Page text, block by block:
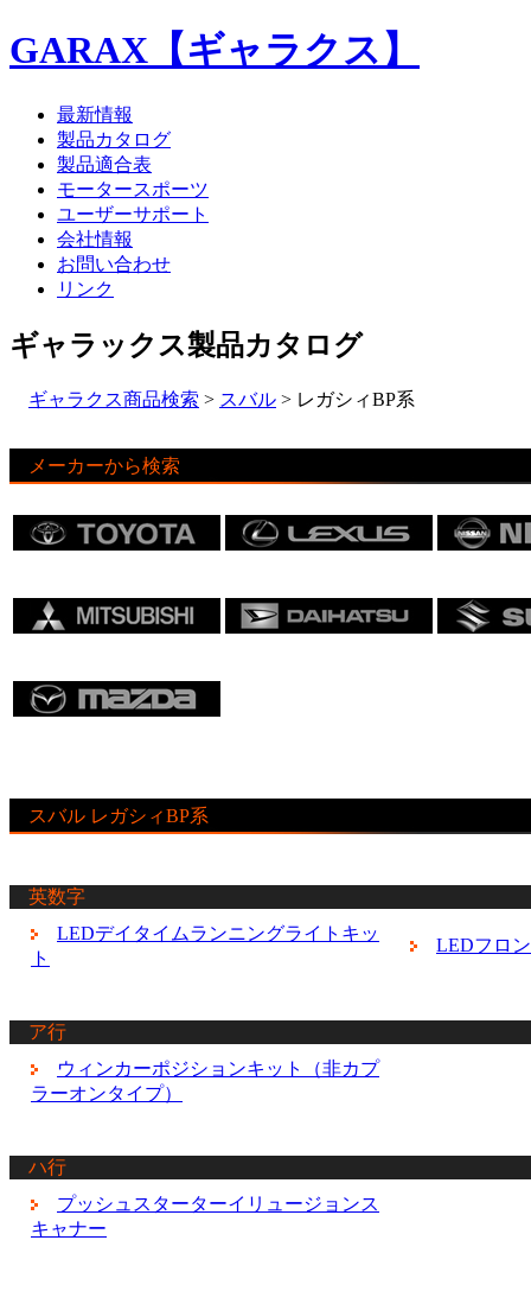
GARAX【ギャラクス】
最新情報
製品カタログ
製品適合表
モータースポーツ
ユーザーサポート
会社情報
お問い合わせ
リンク
ギャラックス製品カタログ
ギャラクス商品検索 > スバル > レガシィBP系
メーカーから検索
スバル レガシィBP系
英数字
LEDデイタイムランニングライトキッ
ト
LEDフロ
ア行
ウィンカーポジションキット（非カプ
ラーオンタイプ）
ハ行
プッシュスターターイリュージョンス
キャナー